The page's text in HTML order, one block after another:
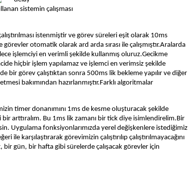
sistemin çalışması
istenmiştir ve görev süreleri eşit olarak 10ms
otomatik olarak ard arda sırası ile çalışmıştır.Aralarda
işlemciyi en verimli şekilde kullanmış oluruz.Gecikme
hiçbir işlem yapılamaz ve işlemci en verimsiz şekilde
bir görev çalıştıktan sonra 500ms lik bekleme yapılır ve diğer
bakımından hazırlanmıştır.Farklı algoritmalar
timer donanımını 1ms de kesme oluşturacak şekilde
arttıralım. Bu 1ms lik zamanı bir tick diye isimlendirelim.Bir
Uygulama fonksiyonlarımızda yerel değişkenlere istediğimiz
karşılaştırarak görevimizin çalıştırılıp çalıştırılmayacağını
gün, bir hafta gibi sürelerde çalışacak görevler için